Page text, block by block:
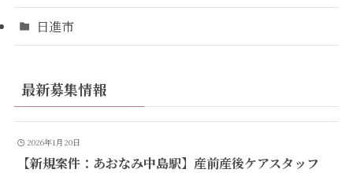
日進市
最新募集情報
2026年1月20日
【新規案件：あおなみ中島駅】産前産後ケアスタッフ